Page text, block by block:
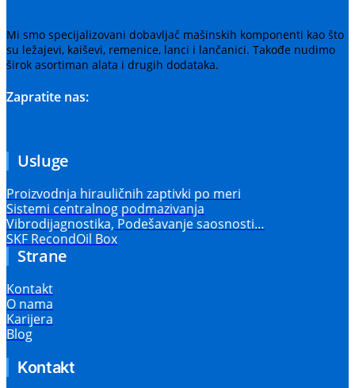
Mi smo specijalizovani dobavljač mašinskih komponenti kao što
su ležajevi, kaiševi, remenice, lanci i lančanici. Takođe nudimo
širok asortiman alata i drugih dodataka.
Zapratite nas:
Usluge
Proizvodnja hirauličnih zaptivki po meri
Sistemi centralnog podmazivanja
Vibrodijagnostika, Podešavanje saosnosti…
SKF RecondOil Box
Strane
Kontakt
O nama
Karijera
Blog
Kontakt